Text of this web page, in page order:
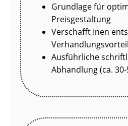
Grundlage für
Preisgestaltung
Verschafft Inen
Ausführliche
Abhandlung (ca.